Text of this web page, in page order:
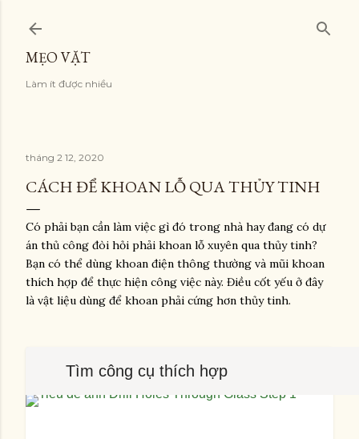
Chuyển đến nội
MẸO VẶT
Làm ít được nhiều
tháng 2 12, 2020
CÁCH ĐỂ KHOAN LỖ QUA THỦY TINH
Có phải bạn cần làm việc gì đó trong nhà hay đang có dự
án thủ công đòi hỏi phải khoan lỗ xuyên qua thủy tinh?
Bạn có thể dùng khoan điện thông thường và mũi khoan
thích hợp để thực hiện công việc này. Điều cốt yếu ở đây
là vật liệu dùng để khoan phải cứng hơn thủy tinh.
Tìm công cụ thích hợp